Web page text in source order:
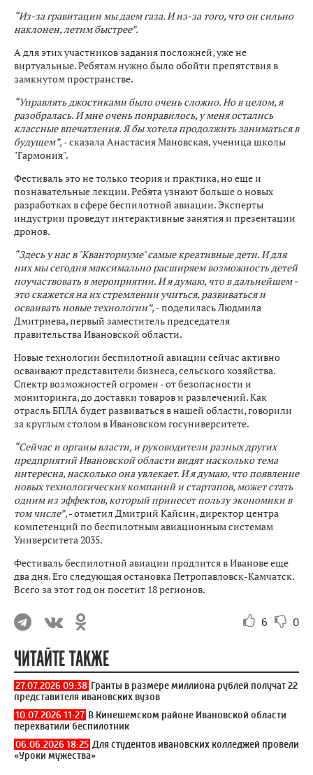
“Из-за гравитации мы даем газа. И из-за того, что он сильно
наклонен, летим быстрее”.
А для этих участников задания посложней, уже не
виртуальные. Ребятам нужно было обойти препятствия в
замкнутом пространстве.
“Управлять джостиками было очень сложно. Но в целом, я
разобралась. И мне очень понравилось, у меня остались
классные впечатления. Я бы хотела продолжить заниматься в
будущем”, - сказала Анастасия Мановская, ученица школы
"Гармония".
Фестиваль это не только теория и практика, но еще и
познавательные лекции. Ребята узнают больше о новых
разработках в сфере беспилотной авиации. Эксперты
индустрии проведут интерактивные занятия и презентации
дронов.
“Здесь у нас в "Кванториуме" самые креативные дети. И для
них мы сегодня максимально расширяем возможность детей
поучаствовать в мероприятии. И я думаю, что в дальнейшем -
это скажется на их стремлении учиться, развиваться и
осваивать новые технологии”, -поделилась Людмила
Дмитриева, первый заместитель председателя
правительства Ивановской области.
Новые технологии беспилотной авиации сейчас активно
осваивают представители бизнеса, сельского хозяйства.
Спектр возможностей огромен - от безопасности и
мониторинга, до доставки товаров и развлечений. Как
отрасль БПЛА будет развиваться в нашей области, говорили
за круглым столом в Ивановском госуниверситете.
“Сейчас и органы власти, и руководители разных других
предприятий Ивановской области видят насколько тема
интересна, насколько она увлекает. И я думаю, что появление
новых технологических компаний и стартапов, может стать
одним из эффектов, который принесет пользу экономики в
том числе”, - отметил Дмитрий Кайсин, директор центра
компетенций по беспилотным авиационным системам
Университета 2035.
Фестиваль беспилотной авиации продлится в Иванове еще
два дня. Его следующая остановка Петропавловск-Камчатск.
Всего за этот год он посетит 18 регионов.
6 0
ЧИТАЙТЕ ТАКЖЕ
27.07.2026 09:38 Гранты в размере миллиона рублей получат 22
представителя ивановских вузов
10.07.2026 11:27 В Кинешемском районе Ивановской области
перехватили беспилотник
06.06.2026 18:25 Для студентов ивановских колледжей провели
«Уроки мужества»